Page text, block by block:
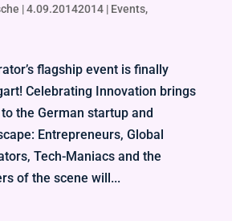
|4.09.20142014| Events,
flagship event is finally
Celebrating Innovation brings
the German startup and
Entrepreneurs, Global
Tech-Maniacs and the
of the scene will...